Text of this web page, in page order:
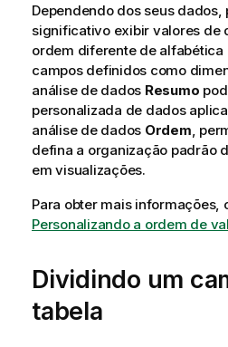
Dependendo dos seus dados,
significativo exibir valores de
ordem diferente de alfabética
campos definidos como
análise de dados Resumo
personalizada de dados
análise de dados Ordem ,
defina a organização padrão
emvisualizações.
Para obter mais informações,
Personalizando a ordem de
Dividindo um
tabela